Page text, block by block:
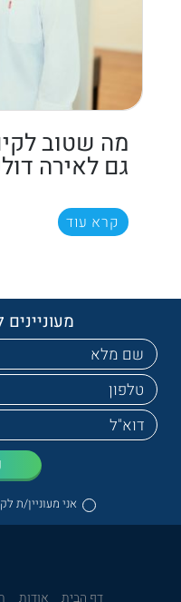
מה שטוב
גם לאירה
קרא עוד
אני מעוניין/ת